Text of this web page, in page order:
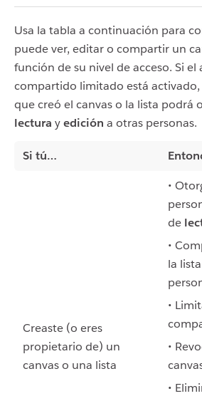
Usa la tabla a continuación para
puede ver, editar o compartir un
función de su nivel de acceso. Si el
compartido limitado está activado,
que creó el canvas o la lista podrá
lectura yedición a otras personas.
Si tú…
Creaste (o eres
propietario de) un
canvas o una lista
•
de
•
la
•
•
•